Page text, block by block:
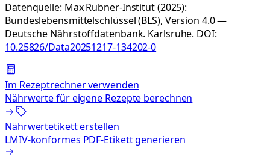
Datenquelle: Max Rubner-Institut (2025):
Bundeslebensmittelschlüssel (BLS), Version 4.0 —
Deutsche Nährstoffdatenbank. Karlsruhe. DOI:
10.25826/Data20251217-134202-0
Im Rezeptrechner verwenden
Nährwerte für eigene Rezepte berechnen
Nährwertetikett erstellen
LMIV-konformes PDF-Etikett generieren